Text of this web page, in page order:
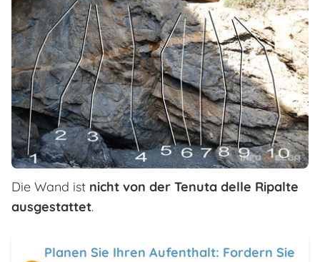
Die Wand ist nicht von der Tenuta delle Ripalte
ausgestattet.
Planen Sie Ihren Aufenthalt: Fordern Sie